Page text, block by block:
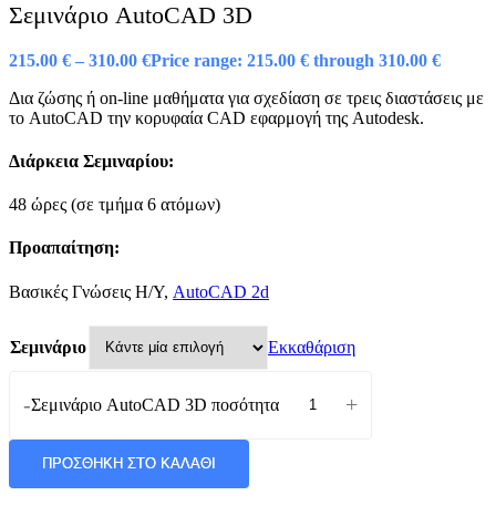
Σεμινάριο AutoCAD 3D
215.00 € – 310.00 €Price range: 215.00 € through 310.00 €
Δια ζώσης ή on-line μαθήματα για σχεδίαση σε τρεις διαστάσεις με
το AutoCAD την κορυφαία CAD εφαρμογή της Autodesk.
Διάρκεια Σεμιναρίου:
48 ώρες (σε τμήμα 6 ατόμων)
Προαπαίτηση:
Βασικές Γνώσεις Η/Υ, AutoCAD 2d
Σεμινάριο Εκκαθάριση
-Σεμινάριο AutoCAD 3D ποσότητα +
ΠΡΟΣΘΉΚΗ ΣΤΟ ΚΑΛΆΘΙ